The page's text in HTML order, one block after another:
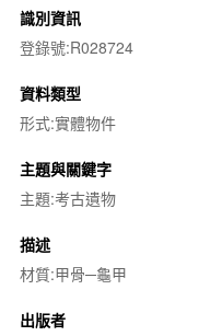
識別資訊
登錄號:R028724
資料類型
形式:實體物件
主題與關鍵字
主題:考古遺物
描述
材質:甲骨─龜甲
出版者